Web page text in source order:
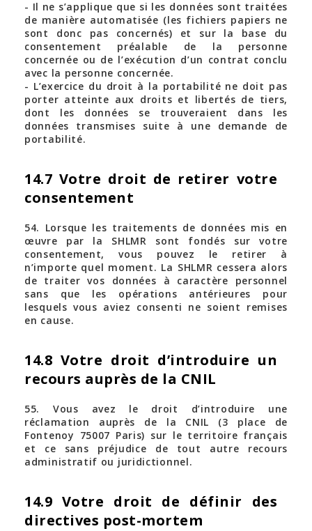
- Il ne s’applique que si les données sont traitées
de manière automatisée (les fichiers papiers ne
sont donc pas concernés) et sur la base du
consentement préalable de la personne
concernée ou de l’exécution d’un contrat conclu
avec la personne concernée.
- L’exercice du droit à la portabilité ne doit pas
porter atteinte aux droits et libertés de tiers,
dont les données se trouveraient dans les
données transmises suite à une demande de
portabilité.
14.7 Votre droit de retirer votre
consentement
54. Lorsque les traitements de données mis en
œuvre par la SHLMR sont fondés sur votre
consentement, vous pouvez le retirer à
n’importe quel moment. La SHLMR cessera alors
de traiter vos données à caractère personnel
sans que les opérations antérieures pour
lesquels vous aviez consenti ne soient remises
en cause.
14.8 Votre droit d’introduire un
recours auprès de la CNIL
55. Vous avez le droit d’introduire une
réclamation auprès de la CNIL (3 place de
Fontenoy 75007 Paris) sur le territoire français
et ce sans préjudice de tout autre recours
administratif ou juridictionnel.
14.9 Votre droit de définir des
directives post-mortem